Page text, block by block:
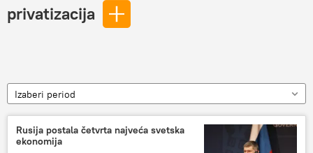
privatizacija
Izaberi period
Rusija postala četvrta najveća svetska
ekonomija